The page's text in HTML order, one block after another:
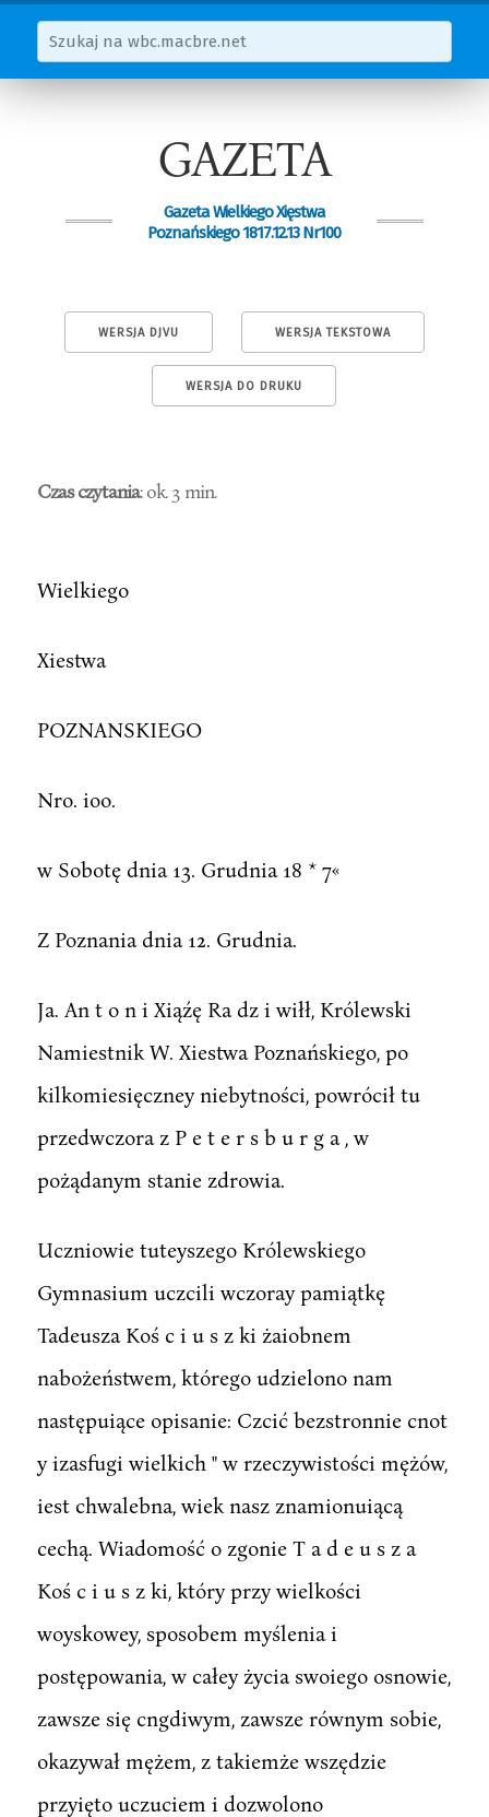
GAZETA
Gazeta Wielkiego Xięstwa
Poznańskiego 1817.12.13 Nr100
WERSJA DJVU WERSJA TEKSTOWA
WERSJA DO DRUKU
Czas czytania: ok. 3 min.
Wielkiego
Xiestwa
POZNANSKIEGO
Nro. ioo.
w Sobotę dnia 13. Grudnia 18 * 7«
Z Poznania dnia 12. Grudnia.
Ja. An t o n i Xiąźę Ra dz i wiłł, Królewski
Namiestnik W. Xiestwa Poznańskiego, po
kilkomiesięczney niebytności, powrócił tu
przedwczora z P e t e r s b u r g a , w
pożądanym stanie zdrowia.
Uczniowie tuteyszego Królewskiego
Gymnasium uczcili wczoray pamiątkę
Tadeusza Koś c i u s z ki żaiobnem
nabożeństwem, którego udzielono nam
następuiące opisanie: Czcić bezstronnie cnot
y izasfugi wielkich " w rzeczywistości mężów,
iest chwalebna, wiek nasz znamionuiącą
cechą. Wiadomość o zgonie T a d e u s z a
Koś c i u s z ki, który przy wielkości
woyskowey, sposobem myślenia i
postępowania, w całey życia swoiego osnowie,
zawsze się cngdiwym, zawsze równym sobie,
okazywał mężem, z takiemże wszędzie
przyięto uczuciem i dozwolono